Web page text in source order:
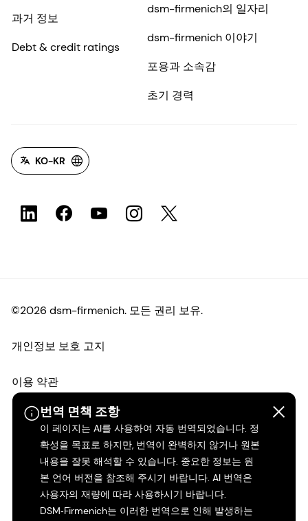
번역 면책 조항
이 페이지는 AI를 사용하여 자동 번역되었습니다. 정
확성을 목표로 하지만, 번역이 완벽하지 않거나 원본
내용을 잘못 해석할 수 있습니다. 중요한 정보는 원
본 언어 버전을 참조해 주시기 바랍니다. AI 번역은
사용자의 재량에 따라 사용하시기 바랍니다.
DSM‑Firmenich는 이러한 번역으로 인해 발생하는
과거 정보
Debt & credit ratings
dsm-firmenich의 일자리
dsm-firmenich 이야기
포용과 소속감
초기 경력
KO-KR
©2026 dsm-firmenich. 모든 권리 보유.
개인정보 보호 고지
이용 약관
약관
캘리포니아 투명성
접근성 성명서